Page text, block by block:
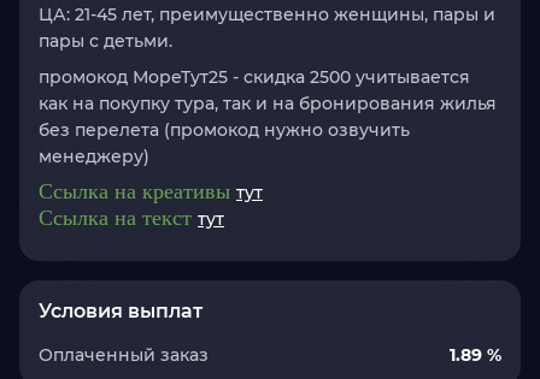
ЦА: 21-45 лет, преимущественно женщины, пары и
пары с детьми.
промокод МореТут25 - скидка 2500 учитывается
как на покупку тура, так и на бронирования жилья
без перелета (промокод нужно озвучить
менеджеру)
Ссылка на креативы тут
Ссылка на текст тут
Условия выплат
Оплаченный заказ 1.89 %